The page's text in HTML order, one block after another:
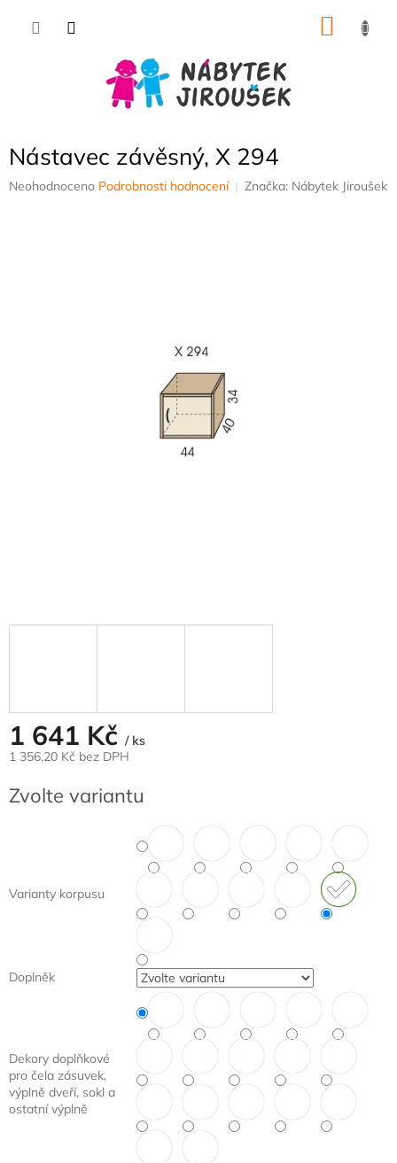
Nástavec závěsný, X 294
Průměrné
Neohodnoceno Podrobnosti hodnocení Značka: Nábytek Jiroušek
1 641 Kč / ks
1 356,20 Kč bez DPH
cena:
Zvolte variantu
Varianty korpusu
Doplněk
Dekory doplňkové
pro čela zásuvek,
výplně dveří, sokl a
ostatní výplně